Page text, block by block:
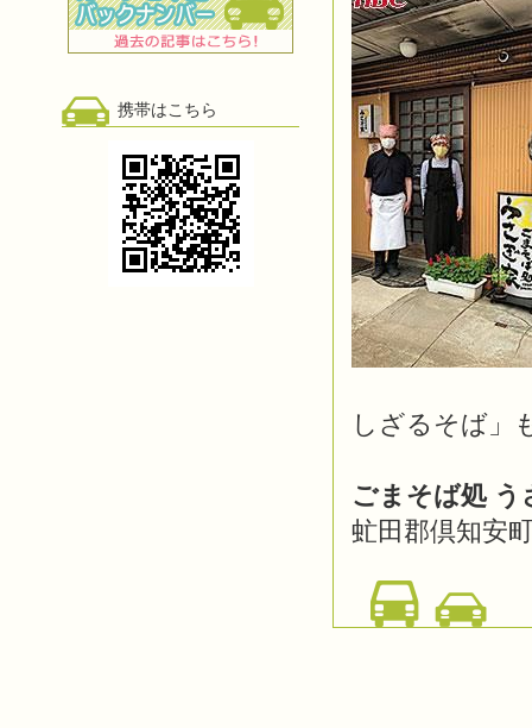
携帯はこちら
しざるそば」
ごまそば処 う
虻田郡倶知安